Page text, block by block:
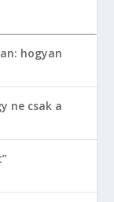
hogyan
ne csak a